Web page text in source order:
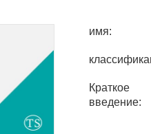
имя:
Краткое
введение: